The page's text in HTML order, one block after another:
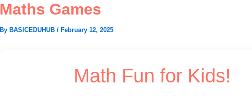
Maths Games
By BASICEDUHUB / February 12, 2025
Math Fun for Kids!